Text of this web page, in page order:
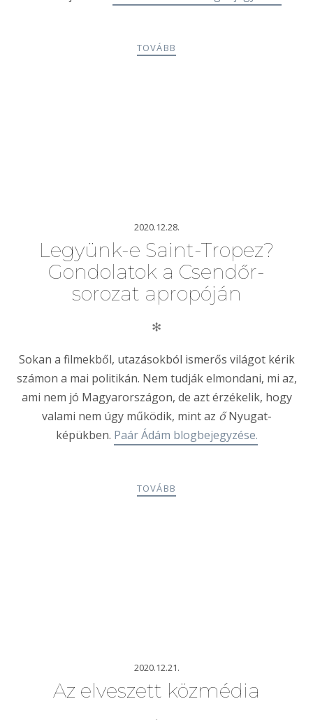
TOVÁBB
2020.12.28.
Legyünk-e Saint-Tropez?
Gondolatok a Csendőr-
sorozat apropóján
✻
Sokan a filmekből, utazásokból ismerős világot kérik
számon a mai politikán. Nem tudják elmondani, mi az,
ami nem jó Magyarországon, de azt érzékelik, hogy
valami nem úgy működik, mint az őNyugat-
képükben. Paár Ádám blogbejegyzése.
TOVÁBB
2020.12.21.
Az elveszett közmédia